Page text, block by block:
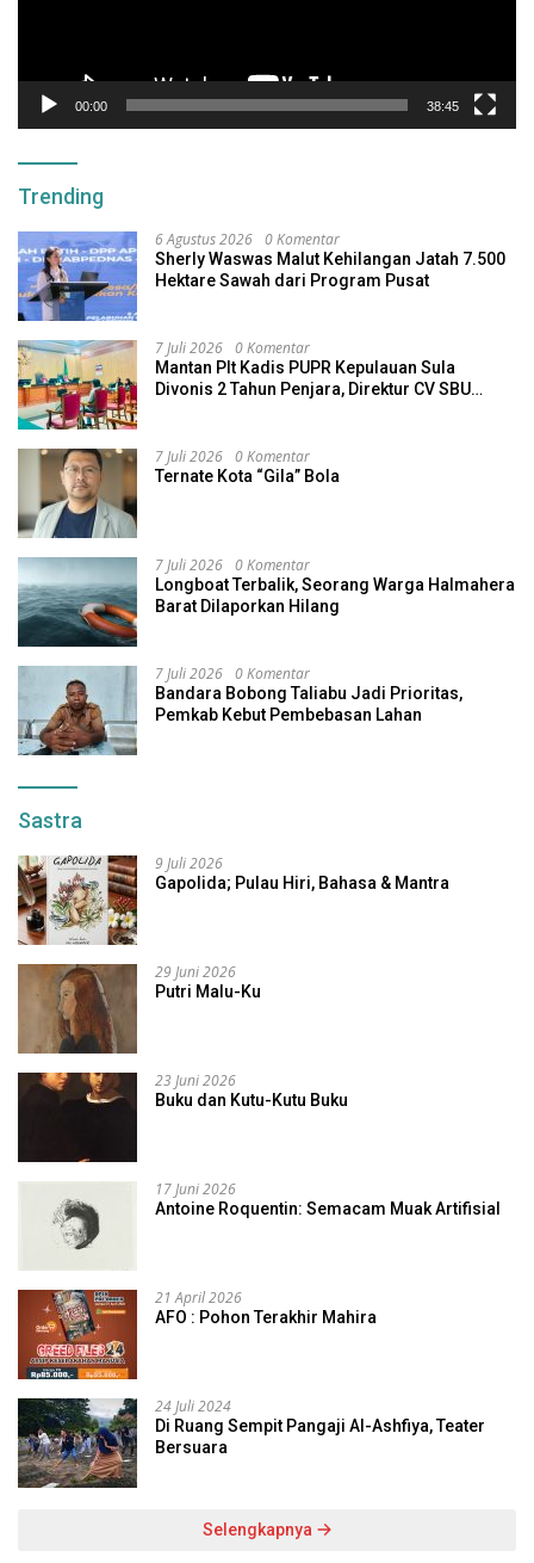
00:00 38:45
Trending
6 Agustus 2026 0 Komentar
Sherly Waswas Malut Kehilangan Jatah 7.500
Hektare Sawah dari Program Pusat
7 Juli 2026 0 Komentar
Mantan Plt Kadis PUPR Kepulauan Sula
Divonis 2 Tahun Penjara, Direktur CV SBU
7 Juli 2026 0 Komentar
Ternate Kota “Gila” Bola
7 Juli 2026 0 Komentar
Longboat Terbalik, Seorang Warga Halmahera
Barat Dilaporkan Hilang
7 Juli 2026 0 Komentar
Bandara Bobong Taliabu Jadi Prioritas,
Pemkab Kebut Pembebasan Lahan
Sastra
9 Juli 2026
Gapolida; Pulau Hiri, Bahasa & Mantra
29 Juni 2026
Putri Malu-Ku
23 Juni 2026
Buku dan Kutu-Kutu Buku
17 Juni 2026
Antoine Roquentin: Semacam Muak Artifisial
21 April 2026
AFO : Pohon Terakhir Mahira
24 Juli 2024
Di Ruang Sempit Pangaji Al-Ashfiya, Teater
Bersuara
Selengkapnya